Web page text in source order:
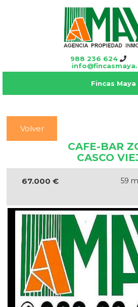
988 236 624
Fincas Maya
Volver
CAFE-BAR
CASCO
67.000 € 59 m